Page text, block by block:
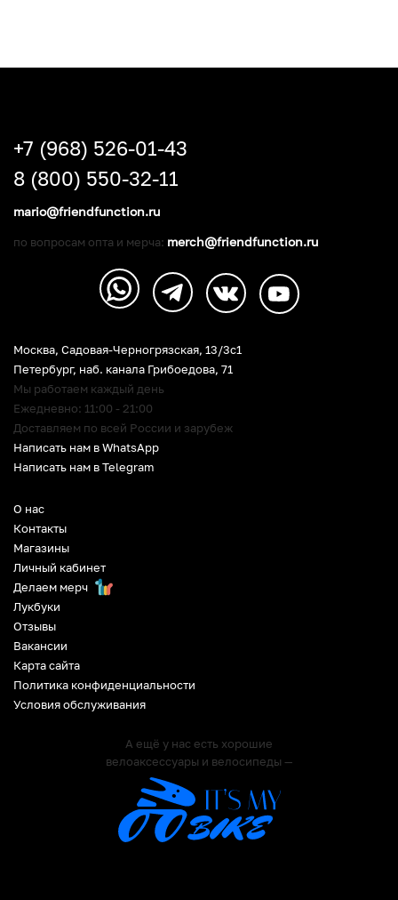
О нас
Контакты
Магазины
Личный кабинет
Делаем мерч
Лукбуки
Отзывы
Вакансии
Карта сайта
Политика конфиденциальности
Условия обслуживания
А ещё у нас есть хорошие
велоаксессуары и велосипеды —
Москва, Садовая-Черногрязская, 13/3c1
Петербург, наб. канала Грибоедова, 71
Мы работаем каждый день
Ежедневно: 11:00 - 21:00
Доставляем по всей России и зарубеж
Написать нам в WhatsApp
Написать нам в Telegram
+7 (968) 526-01-43
8 (800) 550-32-11
mario@friendfunction.ru
по вопросам опта и мерча: merch@friendfunction.ru